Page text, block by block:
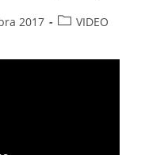
2017 VIDEO